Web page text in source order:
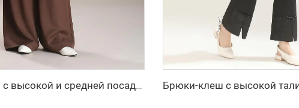
Женские брюки с высокой и средней посадкой, офисные брюки, широкие прямые длинные брюки на осень-зиму